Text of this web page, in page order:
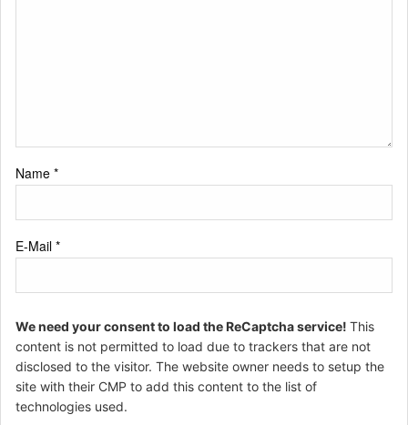
Name *
E-Mail *
We need your consent to load the ReCaptcha service! This
content is not permitted to load due to trackers that are not
disclosed to the visitor. The website owner needs to setup the
site with their CMP to add this content to the list of
technologies used.